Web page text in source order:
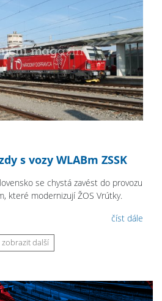
s vozy WLABm ZSSK
se chystá zavést do provozu
které modernizují ŽOS Vrútky.
číst dále
zobrazit další